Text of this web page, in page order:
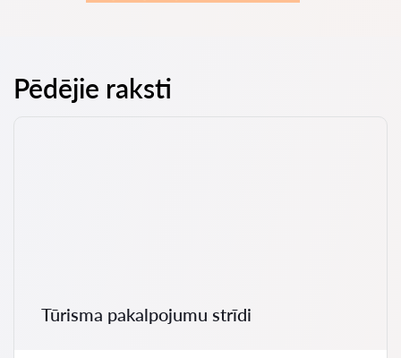
Pēdējie raksti
Tūrisma pakalpojumu strīdi